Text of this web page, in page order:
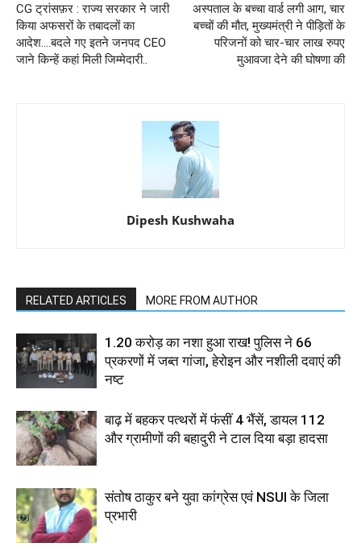
CG ट्रांसफ़र : राज्य सरकार ने जारी
किया अफसरों के तबादलों का
आदेश….बदले गए इतने जनपद CEO
जाने किन्हें कहां मिली जिम्मेदारी..
अस्‍पताल के बच्चा वार्ड लगी आग, चार
बच्चों की मौत, मुख्यमंत्री ने पीड़ितों के
परिजनों को चार-चार लाख रुपए
मुआवजा देने की घोषणा की
Dipesh Kushwaha
RELATED ARTICLES MORE FROM AUTHOR
1.20 करोड़ का नशा हुआ राख! पुलिस ने 66
प्रकरणों में जब्त गांजा, हेरोइन और नशीली दवाएं की
नष्ट
बाढ़ में बहकर पत्थरों में फंसीं 4 भैंसें, डायल 112
और ग्रामीणों की बहादुरी ने टाल दिया बड़ा हादसा
संतोष ठाकुर बने युवा कांग्रेस एवं NSUI के जिला
प्रभारी